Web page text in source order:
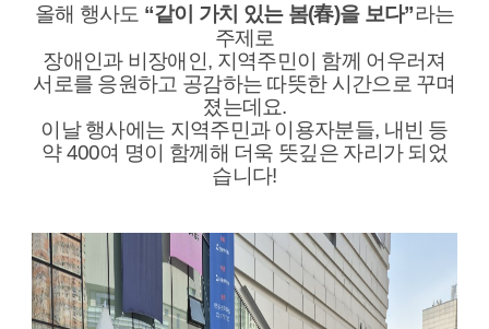
올해 행사도 “같이 가치 있는 봄(春)을 보다”라는
주제로
장애인과 비장애인, 지역주민이 함께 어우러져
서로를 응원하고 공감하는 따뜻한 시간으로 꾸며
졌는데요.
이날 행사에는 지역주민과 이용자분들, 내빈 등
약 400여 명이 함께해 더욱 뜻깊은 자리가 되었
습니다!